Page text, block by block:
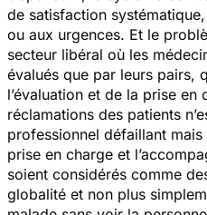
de satisfaction
ou aux urgences. Et le
secteur libéral où les
évalués que par leurs pairs,
l’évaluation et de la prise
réclamations des patients
professionnel défaillant mais
prise en charge et
soient considérés comme
globalité et non plus